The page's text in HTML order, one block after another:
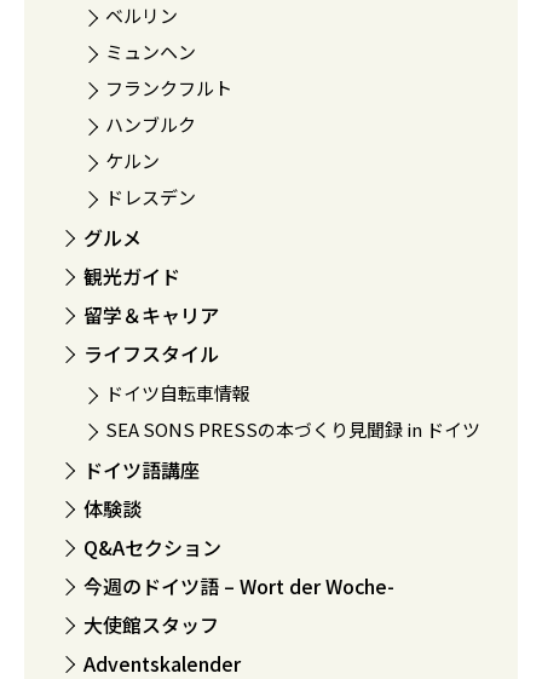
ベルリン
ミュンヘン
フランクフルト
ハンブルク
ケルン
ドレスデン
グルメ
観光ガイド
留学＆キャリア
ライフスタイル
ドイツ自転車情報
SEA SONS PRESSの本づくり見聞録 in ドイツ
ドイツ語講座
体験談
Q&Aセクション
今週のドイツ語 – Wort der Woche-
大使館スタッフ
Adventskalender